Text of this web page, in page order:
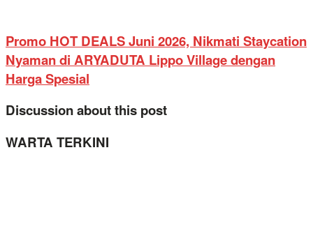
Promo HOT DEALS Juni 2026, Nikmati Staycation
Nyaman di ARYADUTA Lippo Village dengan
Harga Spesial
Discussion about this post
WARTA TERKINI